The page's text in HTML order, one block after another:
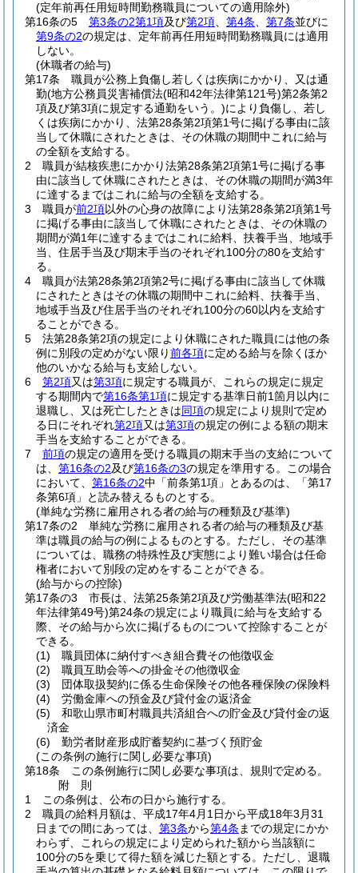
(定年前再任用短時間勤務職員についての適用除外)
第16条の5
第3条の2第1項及び第2項 第4条 第7条並びに
第9条の2の規定は、定年前再任用短時間勤務職員には適用
しない。
(休職者の給与)
第17条
職員が公務上負傷し若しくは疾病にかかり、又は通
勤(地方公務員災害補償法(昭和42年法律第121号)第2条第2
項及び第3項に規定する通勤をいう。)により負傷し、若し
くは疾病にかかり、法第28条第2項第1号に掲げる事由に該
当して休職にされたときは、その休職の期間中これに給与
の全額を支給する。
2
職員が結核疾患にかかり法第28条第2項第1号に掲げる事
由に該当して休職にされたときは、その休職の期間が満3年
に達するまではこれに給与の全額を支給する。
3
職員が前2項以外の心身の故障により法第28条第2項第1号
に掲げる事由に該当して休職にされたときは、その休職の
期間が満1年に達するまではこれに給料、扶養手当、地域手
当、住居手当及び期末手当のそれぞれ100分の80を支給す
る。
4
職員が法第28条第2項第2号に掲げる事由に該当して休職
にされたときはその休職の期間中これに給料、扶養手当、
地域手当及び住居手当のそれぞれ100分の60以内を支給す
ることができる。
5
法第28条第2項の規定により休職にされた職員には他の条
例に別段の定めがない限り前各項に定める給与を除くほか
他のいかなる給与も支給しない。
6
第2項又は第3項に規定する職員が、これらの規定に規定
する期間内で第16条第1項に規定する基準日前1箇月以内に
退職し、又は死亡したときは同項の規定により規則で定め
る日にそれぞれ第2項又は第3項の規定の例による額の期末
手当を支給することができる。
7
前項の規定の適用を受ける職員の期末手当の支給について
は、 第16条の2及び第16条の3の規定を準用する。
この場合
において、 第16条の2中「前条第1項」とあるのは、「第17
条第6項」と読み替えるものとする。
(単純な労務に雇用される者の給与の種類及び基準)
第17条の2
単純な労務に雇用される者の給与の種類及び基
準は職員の給与の例によるものとする。 ただし、その基準
については、職務の特殊性及び実態により難い場合は任命
権者において別段の定めをすることができる。
(給与からの控除)
第17条の3
市長は、法第25条第2項及び労働基準法(昭和22
年法律第49号)第24条の規定により職員に給与を支給する
際、その給与から次に掲げるものについて控除することが
できる。
(1)
職員団体に納付すべき組合費その他徴収金
(2)
職員互助会等への掛金その他徴収金
(3)
団体取扱契約に係る生命保険その他各種保険の保険料
(4)
労働金庫への預金及び貸付金の返済金
(5)
和歌山県市町村職員共済組合への貯金及び貸付金の返
済金
(6)
勤労者財産形成貯蓄契約に基づく預貯金
(この条例の施行に関し必要な事項)
第18条
この条例施行に関し必要な事項は、規則で定める。
附 則
1
この条例は、公布の日から施行する。
2
職員の給料月額は、平成17年4月1日から平成18年3月31
日までの間にあっては、 第3条から第4条 までの規定にかか
わらず、これらの規定により定められた額から当該額に
100分の5を乗じて得た額を減じた額とする。 ただし、退職